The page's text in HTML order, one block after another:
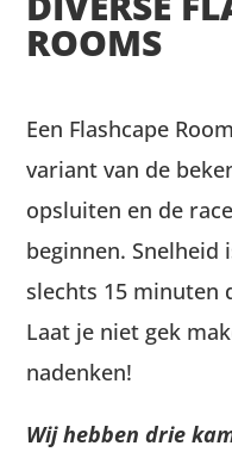
ROOMS
Een Flashcape
variant van de
opsluiten en de
beginnen. Snelheid
slechts 15 minuten
Laat je niet gek
nadenken!
Wij hebben drie